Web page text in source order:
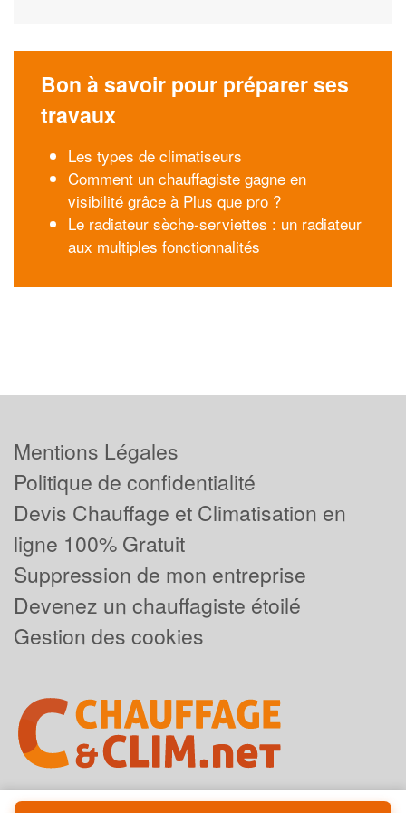
Bon à savoir pour préparer ses
travaux
Les types de climatiseurs
Comment un chauffagiste gagne en
visibilité grâce à Plus que pro ?
Le radiateur sèche-serviettes : un radiateur
aux multiples fonctionnalités
Mentions Légales
Politique de confidentialité
Devis Chauffage et Climatisation en
ligne 100% Gratuit
Suppression de mon entreprise
Devenez un chauffagiste étoilé
Gestion des cookies